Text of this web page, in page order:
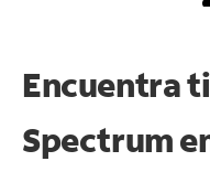
Encuentra
Spectrum